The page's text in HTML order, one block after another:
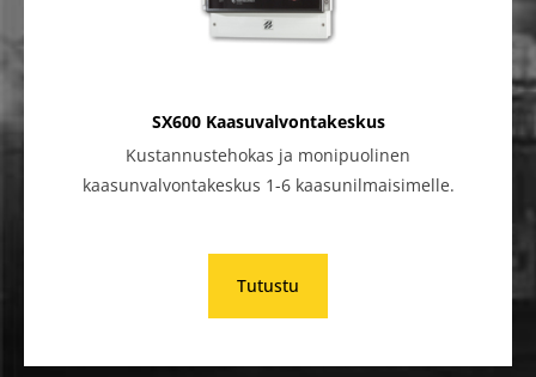
SX600 Kaasuvalvontakeskus
Kustannustehokas ja monipuolinen
kaasunvalvontakeskus 1-6 kaasunilmaisimelle.
Tutustu